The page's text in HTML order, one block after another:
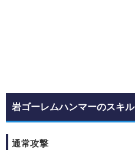
岩ゴーレムハンマーのスキル
通常攻撃